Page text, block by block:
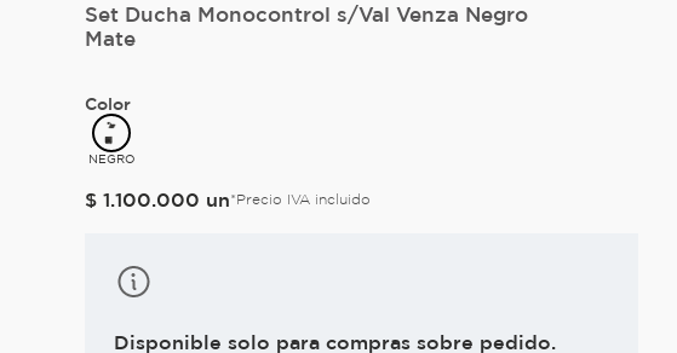
Set Ducha Monocontrol s/Val Venza Negro
Mate
Color
NEGRO
$ 1.100.000 un*Precio IVA incluido
Disponible solo para compras sobre pedido.